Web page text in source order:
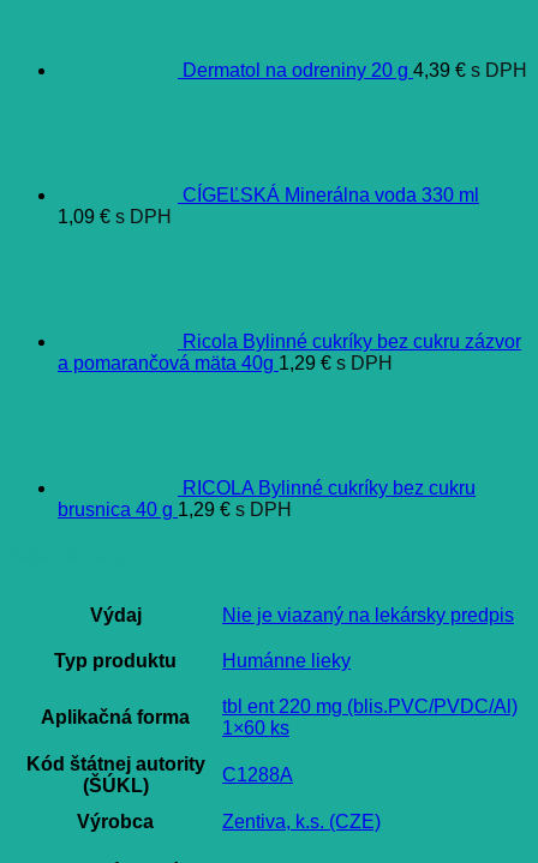
Dermatol na odreniny 20 g 4,39 € s DPH
CÍGEĽSKÁ Minerálna voda 330 ml
1,09 € s DPH
Ricola Bylinné cukríky bez cukru zázvor
a pomarančová mäta 40g 1,29 € s DPH
RICOLA Bylinné cukríky bez cukru
brusnica 40 g 1,29 € s DPH
Výdaj Nie je viazaný na lekársky predpis
Typ produktu Humánne lieky
Aplikačná forma
tbl ent 220 mg (blis.PVC/PVDC/Al)
1×60 ks
Kód štátnej autority
(ŠÚKL)
C1288A
Výrobca Zentiva, k.s. (CZE)